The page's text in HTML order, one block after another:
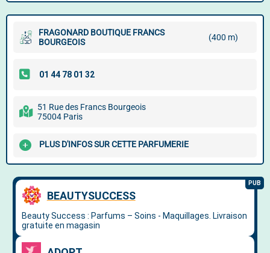
FRAGONARD BOUTIQUE FRANCS
BOURGEOIS
(400 m)
51 Rue des Francs Bourgeois
75004 Paris
PLUS D'INFOS SUR CETTE PARFUMERIE